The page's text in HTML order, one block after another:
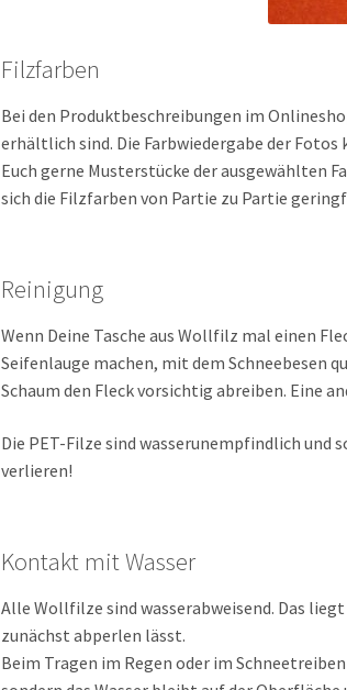
Filzfarben
Bei den Produktbeschreibungen im
erhältlich sind. Die Farbwiedergabe der
Euch gerne Musterstücke der ausgewählten
sich die Filzfarben von Partie zu Partie
Reinigung
Wenn Deine Tasche aus Wollfilz mal einen
Seifenlauge machen, mit dem Schneebesen
Schaum den Fleck vorsichtig abreiben. Eine
Die PET-Filze sind wasserunempfindlich und
verlieren!
Kontakt mit Wasser
Alle Wollfilze sind wasserabweisend. Das
zunächst abperlen lässt.
Beim Tragen im Regen oder im